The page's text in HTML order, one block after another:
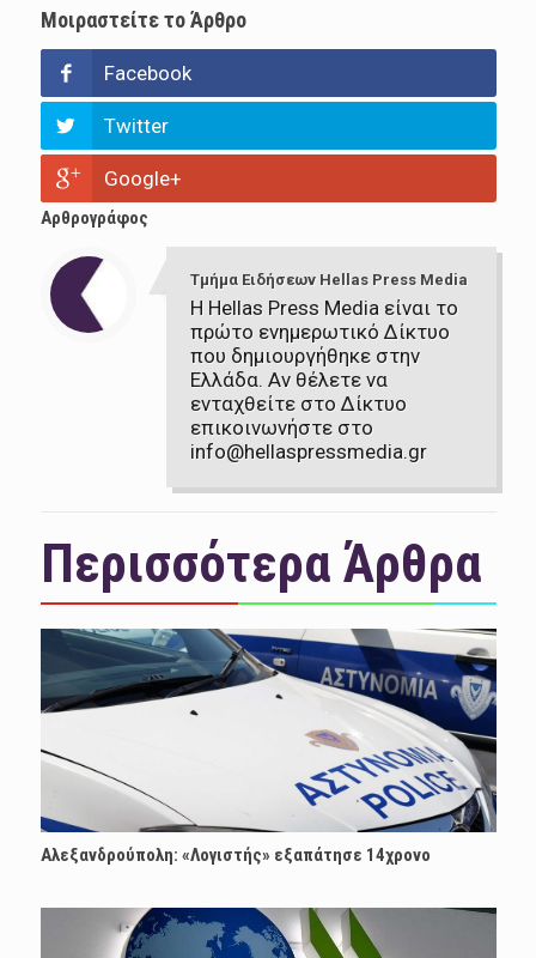
Μοιραστείτε το Άρθρο
Facebook
Twitter
Google+
Αρθρογράφος
Τμήμα Ειδήσεων Hellas Press Media
Η Hellas Press Media είναι το
πρώτο ενημερωτικό Δίκτυο
που δημιουργήθηκε στην
Ελλάδα. Αν θέλετε να
ενταχθείτε στο Δίκτυο
επικοινωνήστε στο
info@hellaspressmedia.gr
Περισσότερα Άρθρα
Αλεξανδρούπολη: «Λογιστής» εξαπάτησε 14χρονο